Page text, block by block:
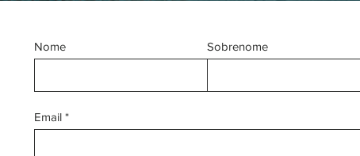
Nome Sobrenome
Email